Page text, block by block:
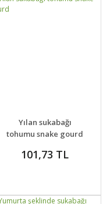
DETAYLAR
VER
Yılan sukabağı
tohumu snake gourd
101,73 TL